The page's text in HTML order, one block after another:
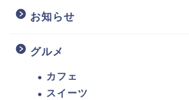
お知らせ
グルメ
カフェ
スイーツ